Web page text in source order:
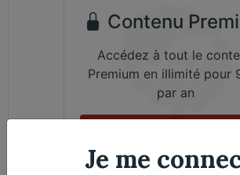
Contenu
Accédez à tout le
Premium en illimité pour
par an
Je me